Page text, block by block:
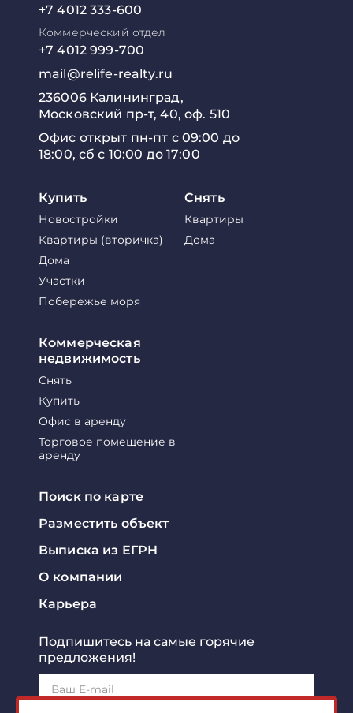
+7 4012 333-600
Коммерческий отдел
+7 4012 999-700
mail@relife-realty.ru
236006 Калининград,
Московский пр-т, 40, оф. 510
Офис открыт пн-пт с 09:00 до
18:00, сб с 10:00 до 17:00
Купить
Новостройки
Квартиры (вторичка)
Дома
Участки
Побережье моря
Снять
Квартиры
Дома
Коммерческая
недвижимость
Снять
Купить
Офис в аренду
Торговое помещение в
аренду
Поиск по карте
Разместить объект
Выписка из ЕГРН
О компании
Карьера
Подпишитесь на самые горячие
предложения!